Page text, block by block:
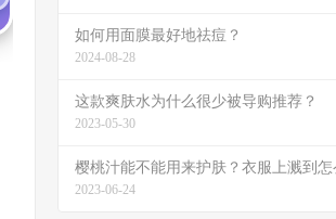
如何用面膜最好地祛痘？
2024-08-28
这款爽肤水为什么很少被导购推荐？
2023-05-30
樱桃汁能不能用来护肤？衣服上溅到怎
2023-06-24